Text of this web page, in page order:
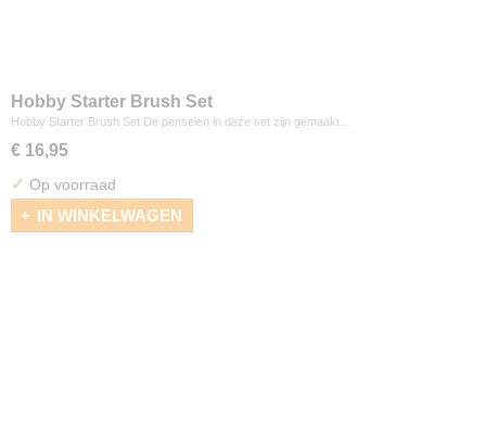
Hobby Starter Brush Set
Hobby Starter Brush Set De penselen in deze set zijn gemaakt…
€ 16,95
✓ Op voorraad
IN WINKELWAGEN